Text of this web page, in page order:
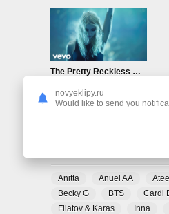
The Pretty Reckless — Only Love Can Save Me Now
Anitta Anuel AA
Becky G
BTS Cardi
Filatov & Karas
Inna
novyeklipy.ru
Would like to send you